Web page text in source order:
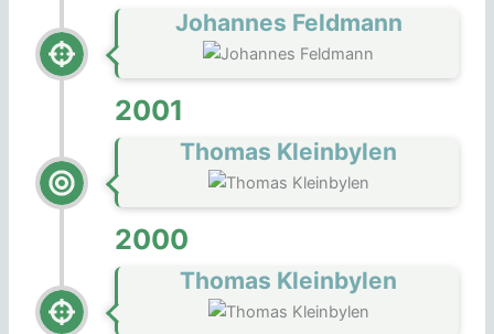
Johannes Feldmann
2001
Thomas Kleinbylen
2000
Thomas Kleinbylen